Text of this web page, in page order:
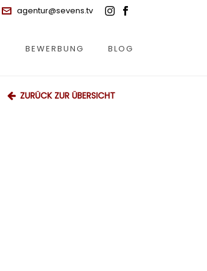
agentur@sevens.tv
BEWERBUNG BLOG
ZURÜCK ZUR ÜBERSICHT